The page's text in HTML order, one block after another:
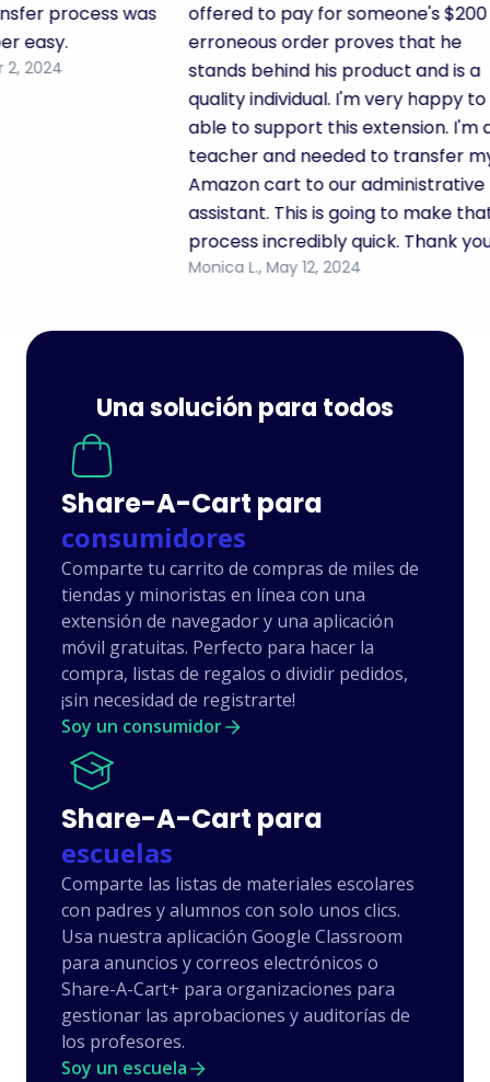
process was
easy.
2024
offered to pay for someone's $200
erroneous order proves that he
stands behind his product and is a
quality individual. I'm very happy to
able to support this extension. I'm a
teacher and needed to transfer my
Amazon cart to our administrative
assistant. This is going to make that
process incredibly quick. Thank you!
Monica L., May 12, 2024
Una solución para todos
Share-A-Cart para
consumidores
Comparte tu carrito de compras de miles de
tiendas y minoristas en línea con una
extensión de navegador y una aplicación
móvil gratuitas. Perfecto para hacer la
compra, listas de regalos o dividir pedidos,
¡sin necesidad de registrarte!
Soy un consumidor
Share-A-Cart para
escuelas
Comparte las listas de materiales escolares
con padres y alumnos con solo unos clics.
Usa nuestra aplicación Google Classroom
para anuncios y correos electrónicos o
Share-A-Cart+ para organizaciones para
gestionar las aprobaciones y auditorías de
los profesores.
Soy un escuela
Wish
Brooks
Brothers
Wine.com
Newegg
Tesco
Banggood
Grainger
Reverb